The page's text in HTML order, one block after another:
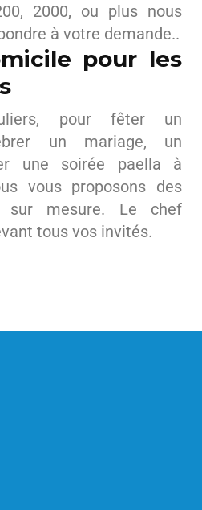
2000, ou plus nous
à votre demande..
pour les
pour fêter un
un mariage, un
une soirée paella à
vous proposons des
sur mesure. Le chef
tous vos invités.